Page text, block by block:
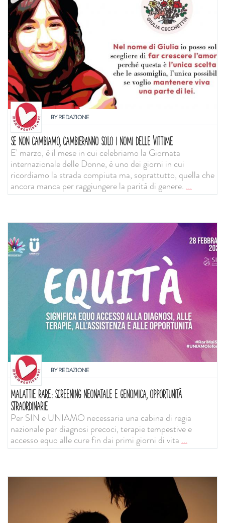
BYREDAZIONE
SE NON CAMBIAMO, CAMBIERANNO SOLO I NOMI DELLE VITTIME
E' marzo, è il mese in cui celebriamo la Giornata
internazionale delle Donne, è uno dei giorni in cui
ricordiamo la strada compiuta ma, soprattutto, quella che
ancora manca per raggiungere la parità di genere. ...
BYREDAZIONE
MALATTIE RARE: SCREENING NEONATALE E GENOMICA, OPPORTUNITÀ
STRAORDINARIE
Per SIN e UNIAMO necessaria una cabina di regia
nazionale per diagnosi precoci, terapie tempestive e
accesso equo alle cure fin dai primi giorni di vita ...